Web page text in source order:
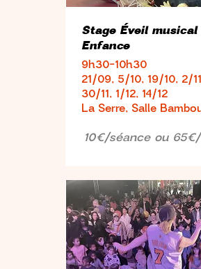
Stage Éveil
Enfance
9h30-10h30
21/09, 5/10, 19/10, 2/
30/11, 1/12, 14/12
La Serre, Salle
10€/séance ou